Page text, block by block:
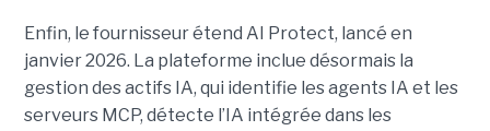
Enfin, le fournisseur étend AI Protect, lancé en
janvier 2026. La plateforme inclue désormais la
gestion des actifs IA, qui identifie les agents IA et les
serveurs MCP, détecte l’IA intégrée dans les